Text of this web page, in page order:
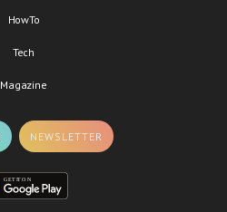
HowTo
Tech
Magazine
NEWSLETTER